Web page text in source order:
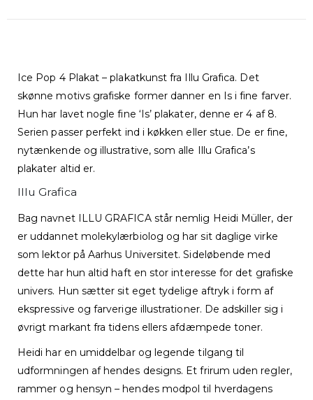
Ice Pop 4 Plakat – plakatkunst fra Illu Grafica. Det
skønne motivs grafiske former danner en Is i fine farver.
Hun har lavet nogle fine ‘Is’ plakater, denne er 4 af 8.
Serien passer perfekt ind i køkken eller stue. De er fine,
nytænkende og illustrative, som alle Illu Grafica’s
plakater altid er.
Illu Grafica
Bag navnet ILLU GRAFICA står nemlig Heidi Müller, der
er uddannet molekylærbiolog og har sit daglige virke
som lektor på Aarhus Universitet. Sideløbende med
dette har hun altid haft en stor interesse for det grafiske
univers. Hun sætter sit eget tydelige aftryk i form af
ekspressive og farverige illustrationer. De adskiller sig i
øvrigt markant fra tidens ellers afdæmpede toner.
Heidi har en umiddelbar og legende tilgang til
udformningen af hendes designs. Et frirum uden regler,
rammer og hensyn – hendes modpol til hverdagens